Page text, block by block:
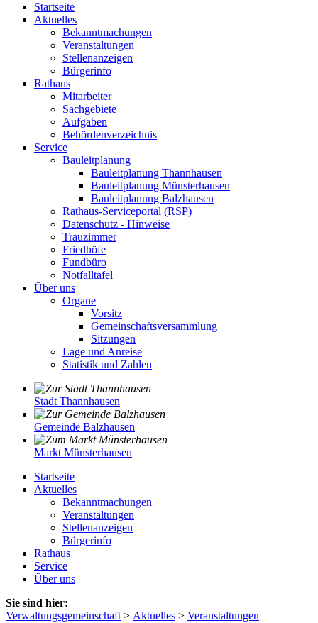
Startseite
Aktuelles
Bekanntmachungen
Veranstaltungen
Stellenanzeigen
Bürgerinfo
Rathaus
Mitarbeiter
Sachgebiete
Aufgaben
Behördenverzeichnis
Service
Bauleitplanung
Bauleitplanung Thannhausen
Bauleitplanung Münsterhausen
Bauleitplanung Balzhausen
Rathaus-Serviceportal (RSP)
Datenschutz - Hinweise
Trauzimmer
Friedhöfe
Fundbüro
Notfalltafel
Über uns
Organe
Vorsitz
Gemeinschaftsversammlung
Sitzungen
Lage und Anreise
Statistik und Zahlen
Stadt Thannhausen
Gemeinde Balzhausen
Markt Münsterhausen
Startseite
Aktuelles
Bekanntmachungen
Veranstaltungen
Stellenanzeigen
Bürgerinfo
Rathaus
Service
Über uns
Sie sind hier:
Verwaltungsgemeinschaft > Aktuelles > Veranstaltungen